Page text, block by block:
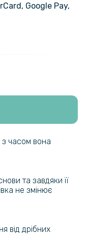
Google Pay,
часом вона
та завдяки її
не змінює
від дрібних